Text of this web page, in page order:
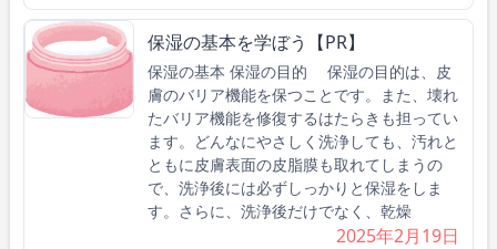
保湿の基本を学ぼう【PR】
保湿の基本 保湿の目的 保湿の目的は、皮
膚のバリア機能を保つことです。また、壊れ
たバリア機能を修復するはたらきも担ってい
ます。どんなにやさしく洗浄しても、汚れと
ともに皮膚表面の皮脂膜も取れてしまうの
で、洗浄後には必ずしっかりと保湿をしま
す。さらに、洗浄後だけでなく、乾燥
2025年2月19日